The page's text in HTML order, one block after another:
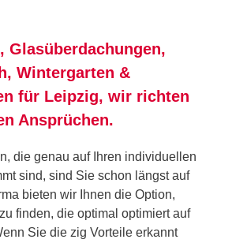
Glasüberdachungen,
Wintergarten &
für Leipzig, wir richten
Ansprüchen.
die genau auf Ihren individuellen
sind, sind Sie schon längst auf
bieten wir Ihnen die Option,
finden, die optimal optimiert auf
Sie die zig Vorteile erkannt